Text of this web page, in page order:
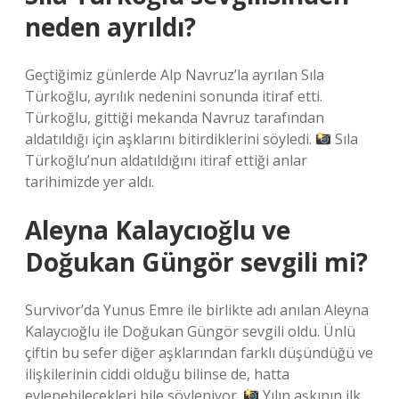
neden ayrıldı?
Geçtiğimiz günlerde Alp Navruz’la ayrılan Sıla
Türkoğlu, ayrılık nedenini sonunda itiraf etti.
Türkoğlu, gittiği mekanda Navruz tarafından
aldatıldığı için aşklarını bitirdiklerini söyledi.
Sıla
Türkoğlu’nun aldatıldığını itiraf ettiği anlar
tarihimizde yer aldı.
Aleyna Kalaycıoğlu ve
Doğukan Güngör sevgili mi?
Survivor’da Yunus Emre ile birlikte adı anılan Aleyna
Kalaycıoğlu ile Doğukan Güngör sevgili oldu. Ünlü
çiftin bu sefer diğer aşklarından farklı düşündüğü ve
ilişkilerinin ciddi olduğu bilinse de, hatta